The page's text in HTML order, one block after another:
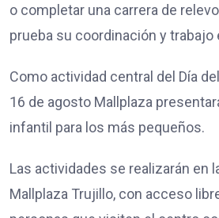
o completar una carrera de
prueba su coordinación y trabajo
Como actividad central del Día
16 de agosto Mallplaza
infantil para los más pequeños.
Las actividades se realizarán en
Mallplaza Trujillo, con acceso